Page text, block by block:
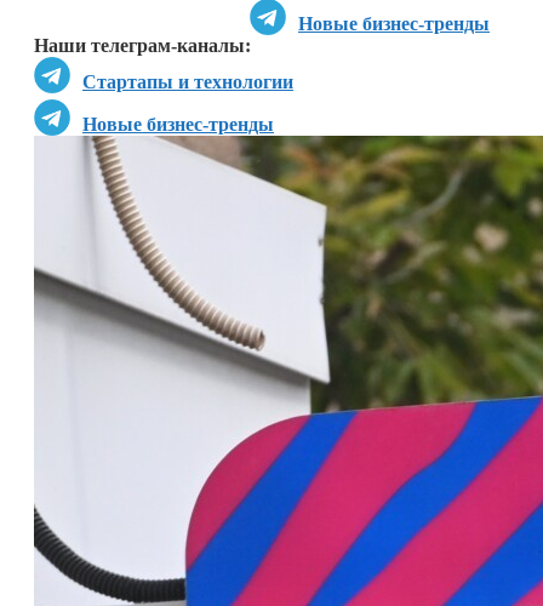
Новые бизнес-тренды
Наши телеграм-каналы:
Стартапы и технологии
Новые бизнес-тренды